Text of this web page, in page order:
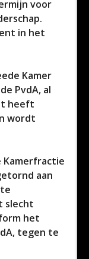
voor
in het
Kamer
PvdA, al
heeft
wordt
Kamerfractie
aan
slecht
het
tegen te